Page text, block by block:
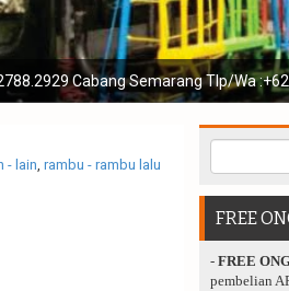
jasa reparasi pengecatan
- lain, rambu - rambu lalu
FREE
- FREE
pembelian